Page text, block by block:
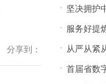
分享到：
· 坚决拥护中央决定
· 服务好提
· 从严从紧
· 首届省数